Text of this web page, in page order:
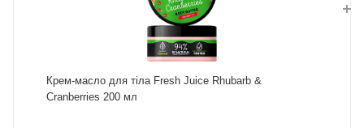
Крем-масло для тіла Fresh Juice Rhubarb &
Cranberries 200 мл